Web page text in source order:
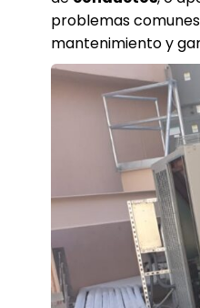
problemas
mantenimiento y